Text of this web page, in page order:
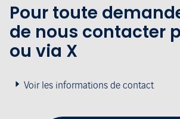
Pour toute
de nous contacter
ou via X
Voir les informations de contact